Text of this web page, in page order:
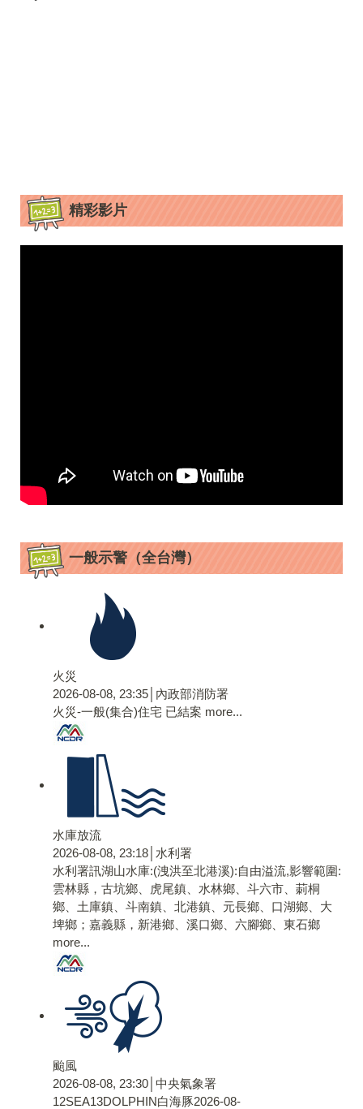
精彩影片
一般示警（全台灣）
火災
2026-08-08, 23:35│內政部消防署
火災-一般(集合)住宅 已結案 more...
水庫放流
2026-08-08, 23:18│水利署
水利署訊湖山水庫:(洩洪至北港溪):自由溢流,影響範圍:
雲林縣，古坑鄉、虎尾鎮、水林鄉、斗六市、莿桐
鄉、土庫鎮、斗南鎮、北港鎮、元長鄉、口湖鄉、大
埤鄉；嘉義縣，新港鄉、溪口鄉、六腳鄉、東石鄉
more...
颱風
2026-08-08, 23:30│中央氣象署
12SEA13DOLPHIN白海豚2026-08-